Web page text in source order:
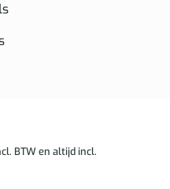
BTW en altijd incl.